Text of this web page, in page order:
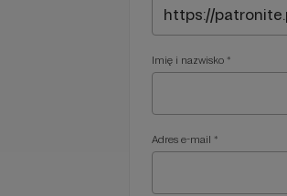
Imię i nazwisko *
Adres e-mail *